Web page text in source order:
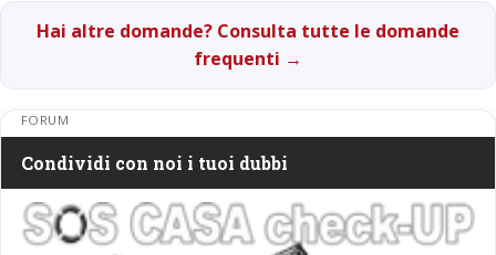
Hai altre domande? Consulta tutte le domande
frequenti →
FORUM
Condividi con noi i tuoi dubbi